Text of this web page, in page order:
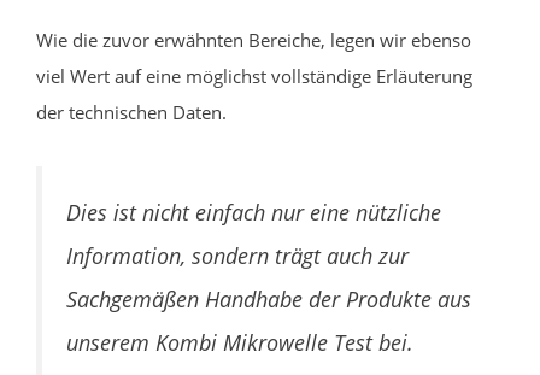
Wie die zuvor erwähnten Bereiche, legen wir ebenso
viel Wert auf eine möglichst vollständige Erläuterung
der technischen Daten.
Dies ist nicht einfach nur eine nützliche
Information, sondern trägt auch zur
Sachgemäßen Handhabe der Produkte aus
unserem Kombi Mikrowelle Test bei.